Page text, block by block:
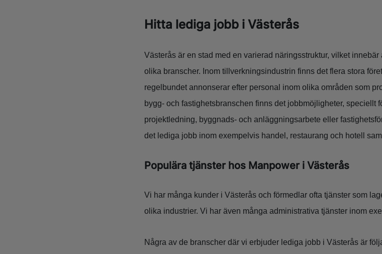
Hitta lediga jobb i Västerås
Västerås är en stad med en varierad näringsstruktur, vilket
olika branscher. Inom tillverkningsindustrin finns det flera stora
regelbundet annonserar efter personal inom olika områden som
bygg- och fastighetsbranschen finns det jobbmöjligheter, speciellt
projektledning, byggnads- och anläggningsarbete eller
det lediga jobb inom exempelvis handel, restaurang och hotell
Populära tjänster hos Manpower i Västerås
Vi har många kunder i Västerås och förmedlar ofta tjänster som
olika industrier. Vi har även många administrativa tjänster inom
Några av de branscher där vi erbjuder lediga jobb i Västerås är